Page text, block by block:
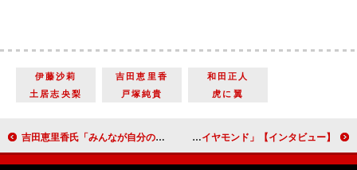
伊藤沙莉 吉田恵里香
和田正人
土居志央梨
戸塚純貴 虎に翼
吉田恵里香氏「みんなが自分の望む場所に立てることが大切」 「虎に翼」脚本家が作品に込めた思い（前編）【インタビュー】 神木隆之介「主人公の鉄平を『ONE PIECE』のルフィのようなイメージで演じています」 日曜劇場「海に眠るダイヤモンド」【インタビュー】